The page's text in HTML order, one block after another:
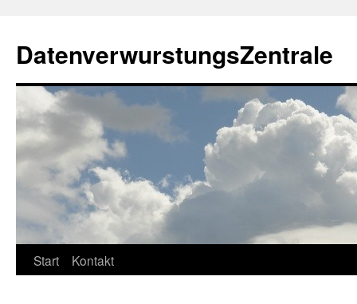
springen
DatenverwurstungsZentrale
Start Kontakt